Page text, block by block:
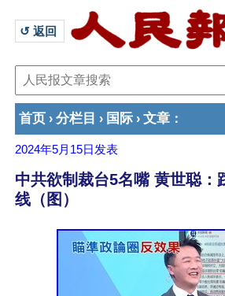
↺ 返回
首页 › 分栏目 › 国际 › 文章 ：
2024年5月15日 发表
中共欲制裁台5名嘴 黄世聪：
线（图）